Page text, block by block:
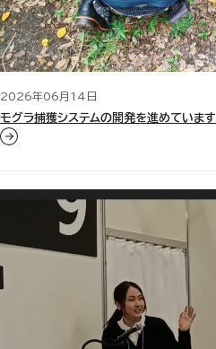
2026年06月14日
モグラ捕獲システムの開発を進めています